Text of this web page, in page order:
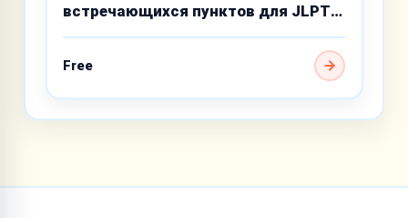
встречающихся пунктов для JLPT
Free